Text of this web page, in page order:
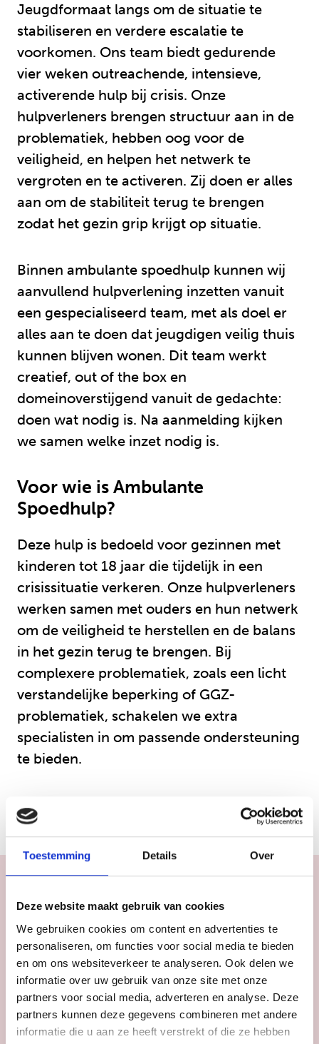
Toestemming Details Over
Deze website maakt gebruik van cookies
We gebruiken cookies om content en advertenties te
personaliseren, om functies voor social media te bieden
en om ons websiteverkeer te analyseren. Ook delen we
informatie over uw gebruik van onze site met onze
partners voor social media, adverteren en analyse. Deze
partners kunnen deze gegevens combineren met andere
informatie die u aan ze heeft verstrekt of die ze hebben
Jeugdformaat langs om de situatie te
stabiliseren en verdere escalatie te
voorkomen. Ons team biedt gedurende
vier weken outreachende, intensieve,
activerende hulp bij crisis. Onze
hulpverleners brengen structuur aan in de
problematiek, hebben oog voor de
veiligheid, en helpen het netwerk te
vergroten en te activeren. Zij doen er alles
aan om de stabiliteit terug te brengen
zodat het gezin grip krijgt op situatie.
Binnen ambulante spoedhulp kunnen wij
aanvullend hulpverlening inzetten vanuit
een gespecialiseerd team, met als doel er
alles aan te doen dat jeugdigen veilig thuis
kunnen blijven wonen. Dit team werkt
creatief, out of the box en
domeinoverstijgend vanuit de gedachte:
doen wat nodig is. Na aanmelding kijken
we samen welke inzet nodig is.
Voor wie is Ambulante
Spoedhulp?
Deze hulp is bedoeld voor gezinnen met
kinderen tot 18 jaar die tijdelijk in een
crisissituatie verkeren. Onze hulpverleners
werken samen met ouders en hun netwerk
om de veiligheid te herstellen en de balans
in het gezin terug te brengen. Bij
complexere problematiek, zoals een licht
verstandelijke beperking of GGZ-
problematiek, schakelen we extra
specialisten in om passende ondersteuning
te bieden.
Benieuwd of ‘ambulante
spoedhulp’ jou kan helpen?
De professionals van Jeugdformaat
denken mee over een oplossing die past bij
jou en bij jouw situatie. Vul het formulier
hieronder in we nemen binnen 1 dag